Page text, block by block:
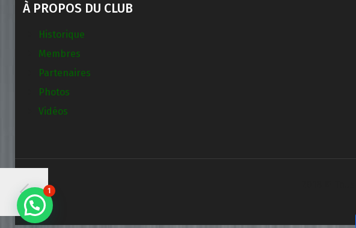
À PROPOS DU CLUB
Historique
Membres
Partenaires
Photos
Vidéos
1